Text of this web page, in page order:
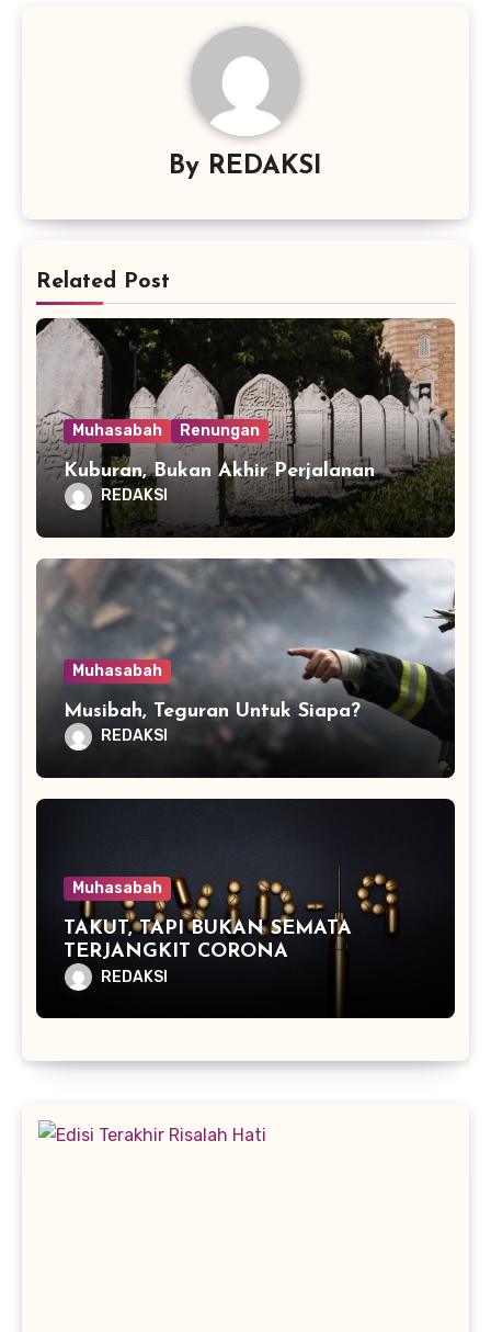
By REDAKSI
Related Post
Muhasabah Renungan
Kuburan, Bukan Akhir Perjalanan
REDAKSI
Muhasabah
Musibah, Teguran Untuk Siapa?
REDAKSI
Muhasabah
TAKUT, TAPI BUKAN SEMATA
TERJANGKIT CORONA
REDAKSI